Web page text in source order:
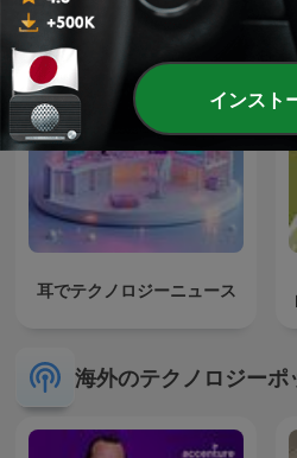
耳でテクノロジーニュース
海外のテクノロジーポ
インスト